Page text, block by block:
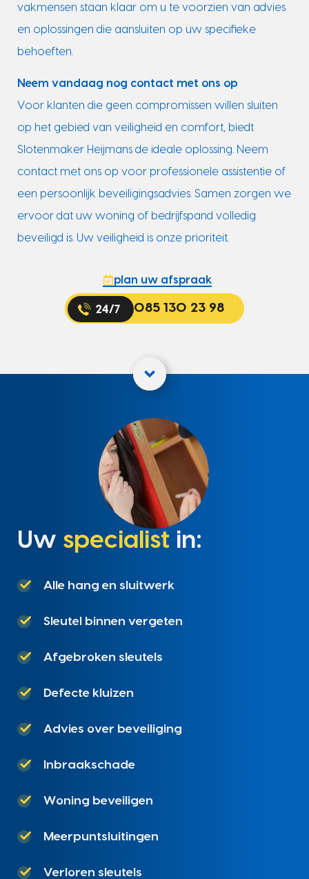
vakmensen staan klaar om u te voorzien van advies
en oplossingen die aansluiten op uw specifieke
behoeften.
Neem vandaag nog contact met ons op
Voor klanten die geen compromissen willen sluiten
op het gebied van veiligheid en comfort, biedt
Slotenmaker Heijmans de ideale oplossing. Neem
contact met ons op voor professionele assistentie of
een persoonlijk beveiligingsadvies. Samen zorgen we
ervoor dat uw woning of bedrijfspand volledig
beveiligd is. Uw veiligheid is onze prioriteit.
plan uw afspraak
085 130 23 98
Uw specialist in:
Alle hang en sluitwerk
Sleutel binnen vergeten
Afgebroken sleutels
Defecte kluizen
Advies over beveiliging
Inbraakschade
Woning beveiligen
Meerpuntsluitingen
Verloren sleutels